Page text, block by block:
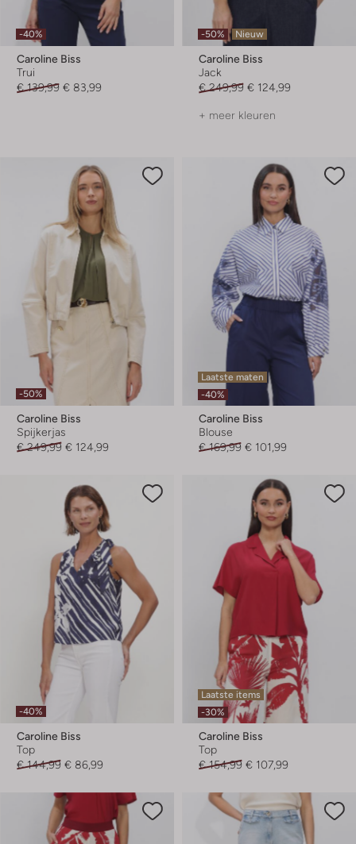
-40%
Caroline Biss
Trui
€ 139,99 € 83,99
-50% Nieuw
Caroline Biss
Jack
€ 249,99 € 124,99
+ meer kleuren
-50%
Caroline Biss
Spijkerjas
€ 249,99 € 124,99
Laatste maten
-40%
Caroline Biss
Blouse
€ 169,99 € 101,99
-40%
Caroline Biss
Top
€ 144,99 € 86,99
Laatste items
-30%
Caroline Biss
Top
€ 154,99 € 107,99